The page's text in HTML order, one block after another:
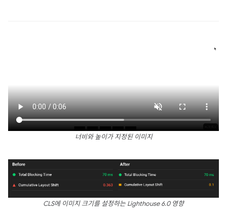
너비와 높이가 지정된 이미지
CLS에 이미지 크기를 설정하는 Lighthouse 6.0 영향